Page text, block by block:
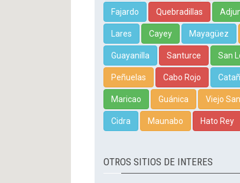
Fajardo Quebradillas
Lares Cayey Mayagüez
Guayanilla Santurce San
Peñuelas Cabo Rojo
Maricao Guánica Viejo
Cidra Maunabo Hato Rey
OTROS SITIOS DE INTERES